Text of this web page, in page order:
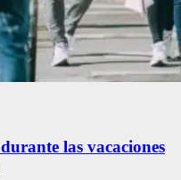
las vacaciones